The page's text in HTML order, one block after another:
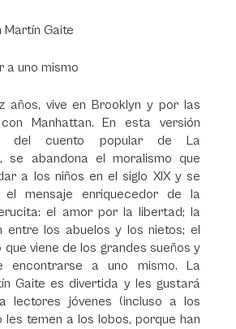
Martín Gaite
a uno mismo
años, vive en Brooklyn y por las
Manhattan. En esta versión
del cuento popular de La
se abandona el moralismo que
a los niños en el siglo XIX y se
mensaje enriquecedor de la
el amor por la libertad; la
entre los abuelos y los nietos; el
viene de los grandes sueños y
encontrarse a uno mismo. La
Gaite es divertida y les gustará
lectores jóvenes (incluso a los
les temen a los lobos, porque han